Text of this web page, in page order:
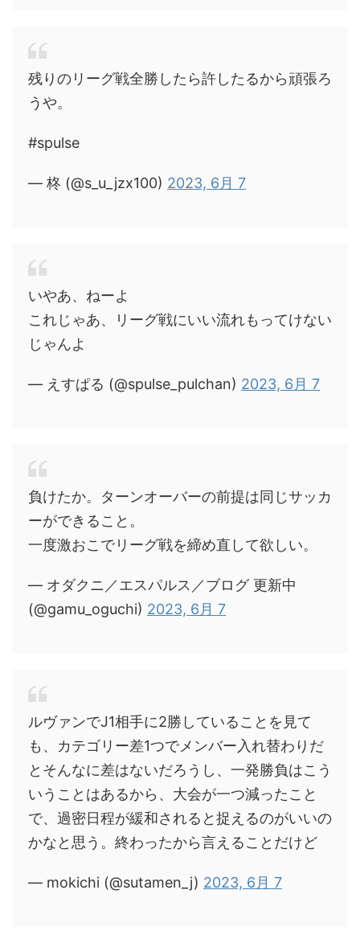
残りのリーグ戦全勝したら許したるから頑張ろ
うや。
#spulse
— 柊 (@s_u_jzx100) 2023, 6月 7
いやあ、ねーよ
これじゃあ、リーグ戦にいい流れもってけない
じゃんよ
— えすぱる (@spulse_pulchan) 2023, 6月 7
負けたか。ターンオーバーの前提は同じサッカ
ーができること。
一度激おこでリーグ戦を締め直して欲しい。
— オダクニ／エスパルス／ブログ 更新中
(@gamu_oguchi) 2023, 6月 7
ルヴァンでJ1相手に2勝していることを見て
も、カテゴリー差1つでメンバー入れ替わりだ
とそんなに差はないだろうし、一発勝負はこう
いうことはあるから、大会が一つ減ったこと
で、過密日程が緩和されると捉えるのがいいの
かなと思う。終わったから言えることだけど
— mokichi (@sutamen_j) 2023, 6月 7